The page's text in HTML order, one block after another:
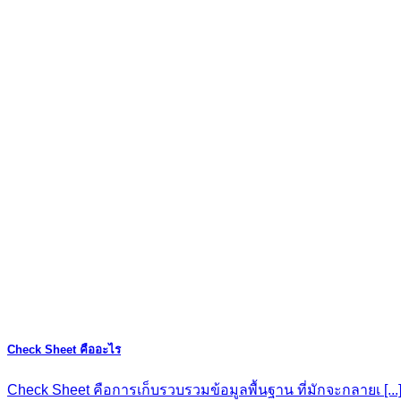
Check Sheet คืออะไร
Check Sheet คือการเก็บรวบรวมข้อมูลพื้นฐาน ที่มักจะกลายเ [...]